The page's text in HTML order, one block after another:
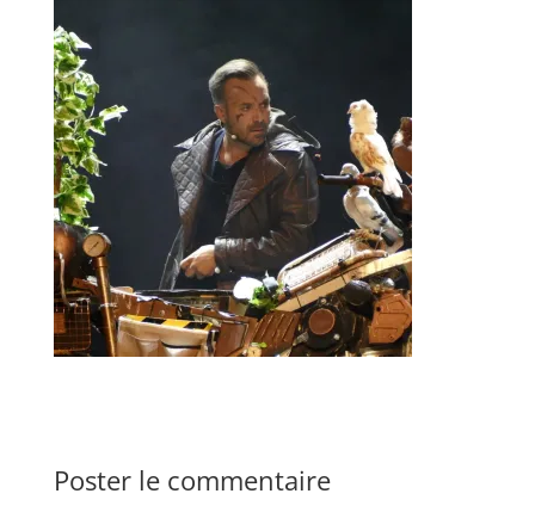
Poster le commentaire